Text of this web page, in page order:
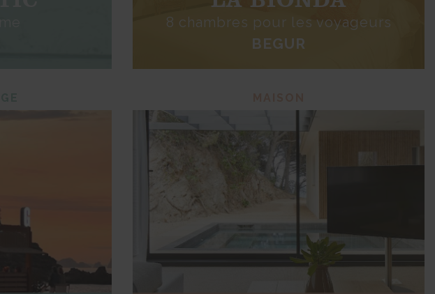
8 chambres pour les voyageurs
BEGUR